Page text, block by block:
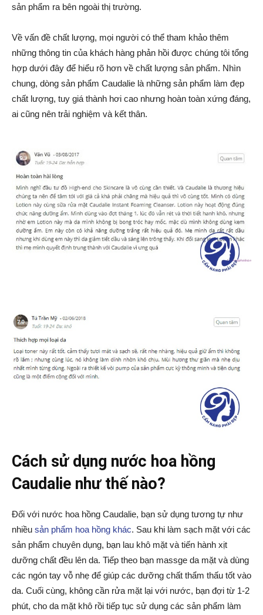
sản phẩm ra bên ngoài thị trường.
Về vấn đề chất lượng, mọi người có thể tham khảo thêm
những thông tin của khách hàng phản hồi được chúng tôi tổng
hợp dưới đây để hiểu rõ hơn về chất lượng sản phẩm. Nhìn
chung, dòng sản phẩm Caudalie là những sản phẩm làm đẹp
chất lượng, tuy giá thành hơi cao nhưng hoàn toàn xứng đáng,
ai cũng nên trải nghiệm và kết thân.
Cách sử dụng nước hoa hồng
Caudalie như thế nào?
Đối với nước hoa hồng Caudalie, bạn sử dụng tương tự như
nhiều sản phẩm hoa hồng khác. Sau khi làm sạch mặt với các
sản phẩm chuyên dụng, bạn lau khô mặt và tiến hành xịt
dưỡng chất đều lên da. Tiếp theo bạn massge da mặt và dùng
các ngón tay vỗ nhẹ để giúp các dưỡng chất thẩm thấu tốt vào
da. Cuối cùng, không cần rửa mặt lại với nước, bạn đợi từ 1-2
phút, cho da mặt khô rồi tiếp tục sử dụng các sản phẩm làm